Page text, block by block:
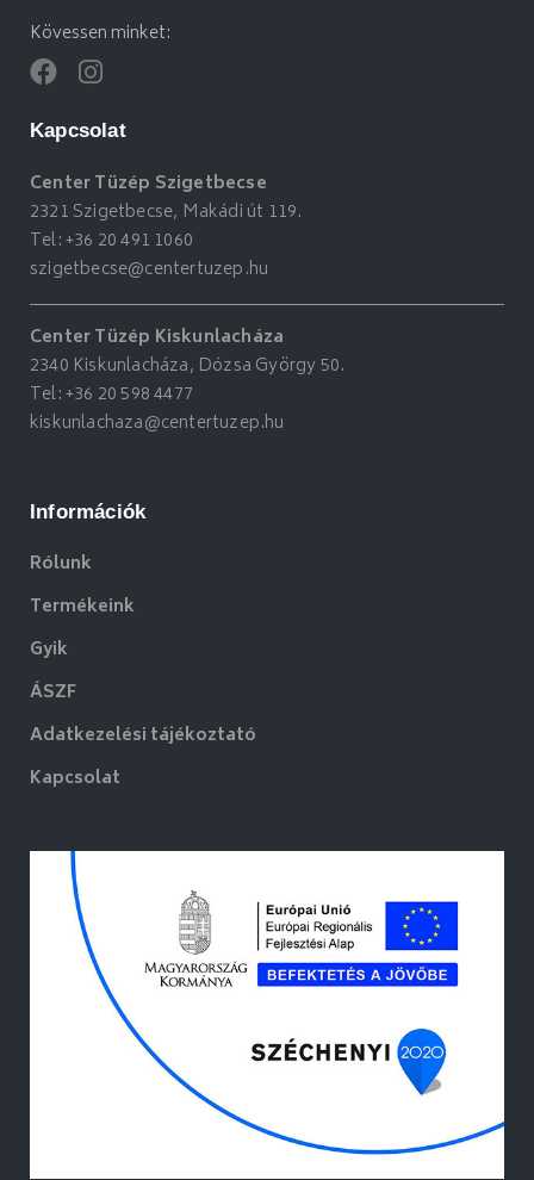
Kövessen minket:
Kapcsolat
Center Tüzép Szigetbecse
2321 Szigetbecse, Makádi út 119.
Tel:+36 20 491 1060
szigetbecse@centertuzep.hu
Center Tüzép Kiskunlacháza
2340 Kiskunlacháza, Dózsa György 50.
Tel:+36 20 598 4477
kiskunlachaza@centertuzep.hu
Információk
Rólunk
Termékeink
Gyik
ÁSZF
Adatkezelési tájékoztató
Kapcsolat